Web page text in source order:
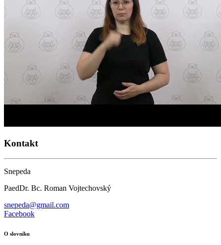
Kontakt
Snepeda
PaedDr. Bc. Roman Vojtechovský
snepeda@gmail.com
Facebook
O slovníku